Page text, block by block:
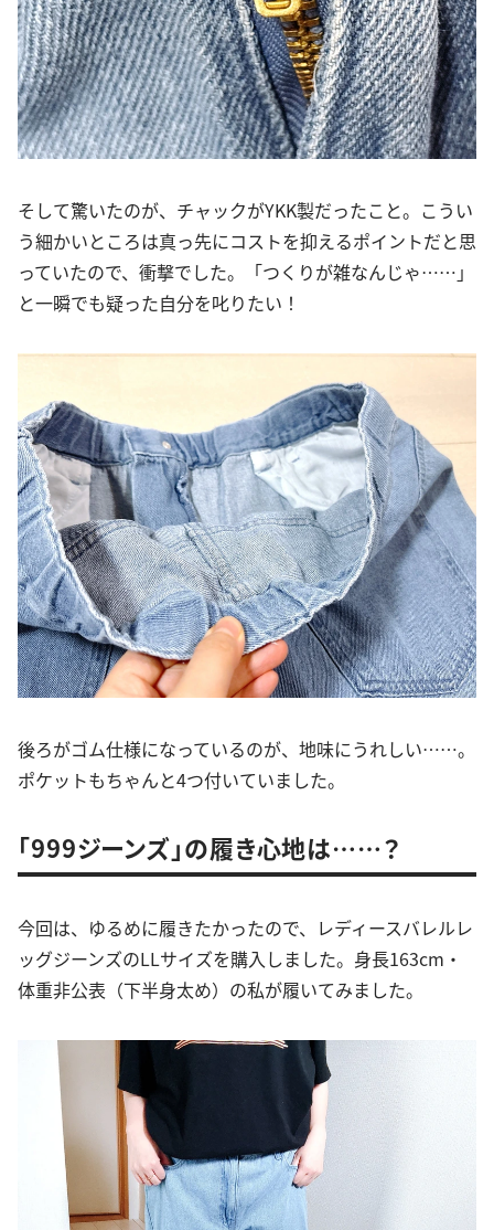
そして驚いたのが、チャックがYKK製だったこと。こうい
う細かいところは真っ先にコストを抑えるポイントだと思
っていたので、衝撃でした。「つくりが雑なんじゃ……」
と一瞬でも疑った自分を叱りたい！
後ろがゴム仕様になっているのが、地味にうれしい……。
ポケットもちゃんと4つ付いていました。
「999ジーンズ」の履き心地は……？
今回は、ゆるめに履きたかったので、レディースバレルレ
ッグジーンズのLLサイズを購入しました。身長163cm・
体重非公表（下半身太め）の私が履いてみました。